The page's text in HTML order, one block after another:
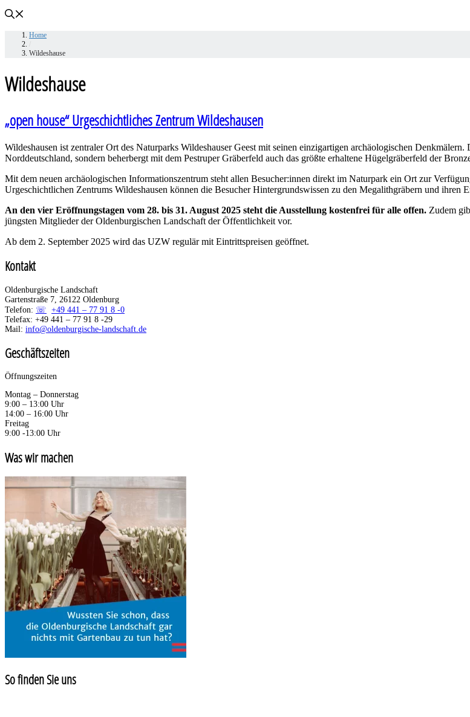
Home
Wildeshause
Wildeshause
„open house“ Urgeschichtliches Zentrum Wildeshausen
Wildeshausen ist zentraler Ort des Naturparks Wildeshauser Geest mit seinen einzigartigen archäologischen
Norddeutschland, sondern beherbergt mit dem Pestruper Gräberfeld auch das größte erhaltene Hügelgräberfeld der
Mit dem neuen archäologischen Informationszentrum steht allen Besucher:innen direkt im Naturpark ein Ort zur
Urgeschichtlichen Zentrums Wildeshausen können die Besucher Hintergrundswissen zu den Megalithgräbern und ihren
An den vier Eröffnungstagen vom 28. bis 31. August 2025 steht die Ausstellung kostenfrei für alle offen. Zudem
jüngsten Mitglieder der Oldenburgischen Landschaft der Öffentlichkeit vor.
Ab dem 2. September 2025 wird das UZW regulär mit Eintrittspreisen geöffnet.
Kontakt
Oldenburgische Landschaft
Gartenstraße 7, 26122 Oldenburg
Telefon:
+49 441 – 77 91 8 -0
Telefax: +49 441 – 77 91 8 -29
Mail: info@oldenburgische-landschaft.de
Geschäftszeiten
Öffnungszeiten
Montag – Donnerstag
9:00 – 13:00 Uhr
14:00 – 16:00 Uhr
Freitag
9:00 -13:00 Uhr
Was wir machen
So finden Sie uns